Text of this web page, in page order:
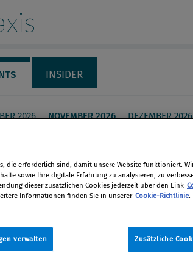
INSIDER
2026 NOVEMBER 2026 DEZEMBER 2026
Compliance
und IKS
die erforderlich sind, damit unsere Website funktioniert.
sowie Ihre digitale Erfahrung zu analysieren, zu
dieser zusätzlichen Cookies jederzeit über den Link
Informationen finden Sie in unserer Cookie-Richtlinie.
Zusätzliche
verwalten